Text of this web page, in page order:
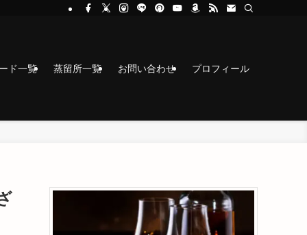
ド一覧 蒸留所一覧 お問い合わせ プロフィール